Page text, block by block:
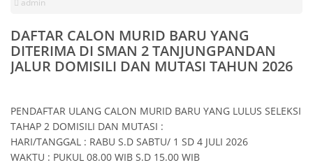
admin
DAFTAR CALON MURID BARU YANG
DITERIMA DI SMAN 2 TANJUNGPANDAN
JALUR DOMISILI DAN MUTASI TAHUN 2026
PENDAFTAR ULANG CALON MURID BARU YANG LULUS SELEKSI
TAHAP 2 DOMISILI DAN MUTASI :
HARI/TANGGAL : RABU S.D SABTU/ 1 SD 4 JULI 2026
WAKTU : PUKUL 08.00 WIB S.D 15.00 WIB